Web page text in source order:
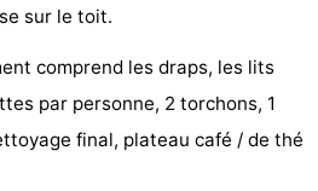
sur le toit.
comprend les draps, les lits
par personne, 2 torchons, 1
final, plateau café / de thé